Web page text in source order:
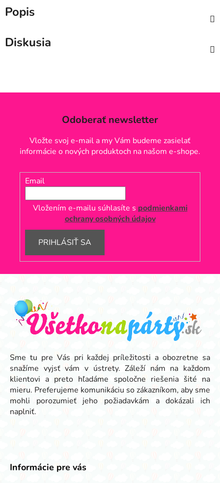
Popis
Diskusia
Odoberať newsletter
Vložte svoj e-mail a my Vám budeme zasielať
informácie o nových produktoch na našom e-shope.
Email
Vložením e-mailu súhlasíte s podmienkami
ochrany osobných údajov
PRIHLÁSIŤ SA
Z
Sme tu pre Vás pri každej príležitosti a obozretne sa
snažíme vyjsť vám v ústrety. Záleží nám na každom
klientovi a preto hľadáme spoločne riešenia šité na
mieru. Preferujeme komunikáciu so zákazníkom, aby sme
mohli porozumieť jeho požiadavkám a dokázali ich
naplniť.
Informácie pre vás